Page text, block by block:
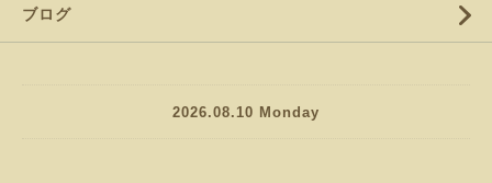
ブログ
2026.08.10 Monday